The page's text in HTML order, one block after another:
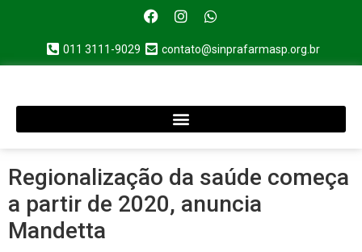
011 3111-9029 contato@sinprafarmasp.org.br
Regionalização da saúde começa
a partir de 2020, anuncia
Mandetta